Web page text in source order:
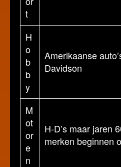
t
H
o
b
b
y
Amerikaanse
Davidson
M
ot
or
e
n
H-D’s maar jaren
merken beginnen